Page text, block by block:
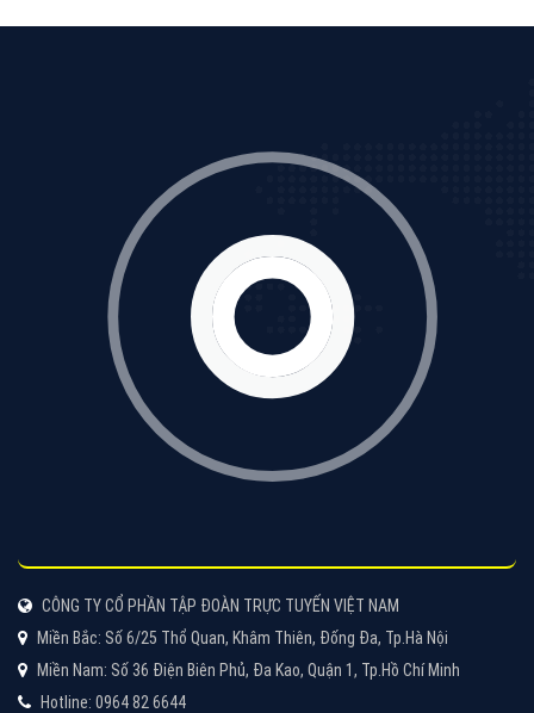
CÔNG TY CỔ PHẦN TẬP ĐOÀN TRỰC TUYẾN VIỆT NAM
Miền Bắc: Số 6/25 Thổ Quan, Khâm Thiên, Đống Đa, Tp.Hà Nội
Miền Nam: Số 36 Điện Biên Phủ, Đa Kao, Quận 1, Tp.Hồ Chí Minh
Hotline: 0964 82 6644